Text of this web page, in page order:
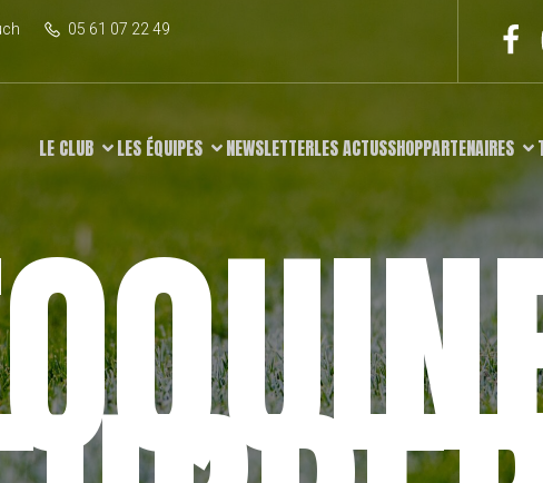
05 61 07 22 49
LE CLUB LES ÉQUIPES NEWSLETTERLES ACTUSSHOPPARTENAIRES